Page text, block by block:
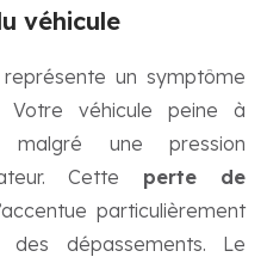
véhicule
un symptôme
véhicule peine à
malgré une pression
Cette perte de
particulièrement
dépassements. Le